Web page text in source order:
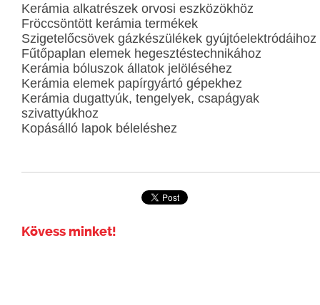
Kerámia alkatrészek orvosi eszközökhöz
Fröccsöntött kerámia termékek
Szigetelőcsövek gázkészülékek gyújtóelektródáihoz
Fűtőpaplan elemek hegesztéstechnikához
Kerámia bóluszok állatok jelöléséhez
Kerámia elemek papírgyártó gépekhez
Kerámia dugattyúk, tengelyek, csapágyak
szivattyúkhoz
Kopásálló lapok béleléshez
Kövess minket!